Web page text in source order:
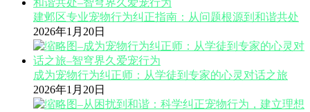
建邺区专业宠物行为纠正指南：从问题根源到和谐共处
2026年1月20日
成为宠物行为纠正师：从学徒到专家的心灵对话之旅
2026年1月20日